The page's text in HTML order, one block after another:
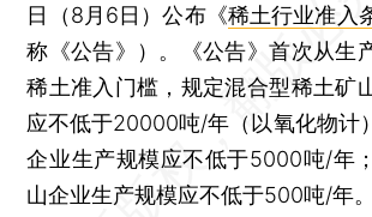
日（8月6日）公布《稀土行业准入
称《公告》）。《公告》首次从生
稀土准入门槛，规定混合型稀土矿
应不低于20000吨/年（以氧化物计
企业生产规模应不低于5000吨/年
山企业生产规模应不低于500吨/年。